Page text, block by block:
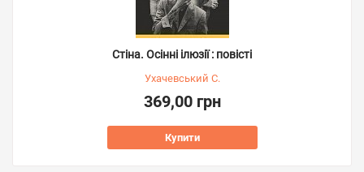
Стіна. Осінні ілюзії : повісті
Ухачевський С.
369,00 грн
Купити